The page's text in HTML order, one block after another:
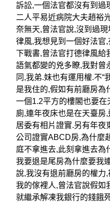
訴訟,一個法官都沒有到過
二人平易近病院大夫趙裕
奈無天,曾法官說,沒到過
律風,我想見到一個好法官
下戰書,曾法官打德律風給
語氣都變的兇多瞭,我對曾
同,我弟.妹也有運用權.不“
是我住的,假如有前廳房為
一個1.2平方的樓閣也要
廁,連年夜床也是在天臺房
居委有相片證實.另有年夜
公司證實ABCD房,為什麼
庭不拿進去,此刻拿進去為
我要退是尾房為什麼要我
說,我沒有退前廳房的權力
我的傢裡人,曾法官說假如
就繼承解凍我銀行的錢餓